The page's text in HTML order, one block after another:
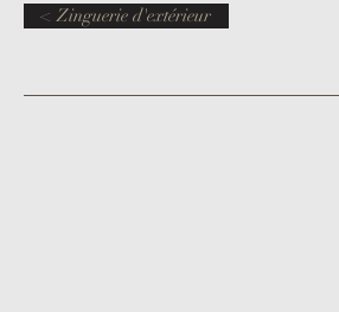
< Zinguerie d'extérieur